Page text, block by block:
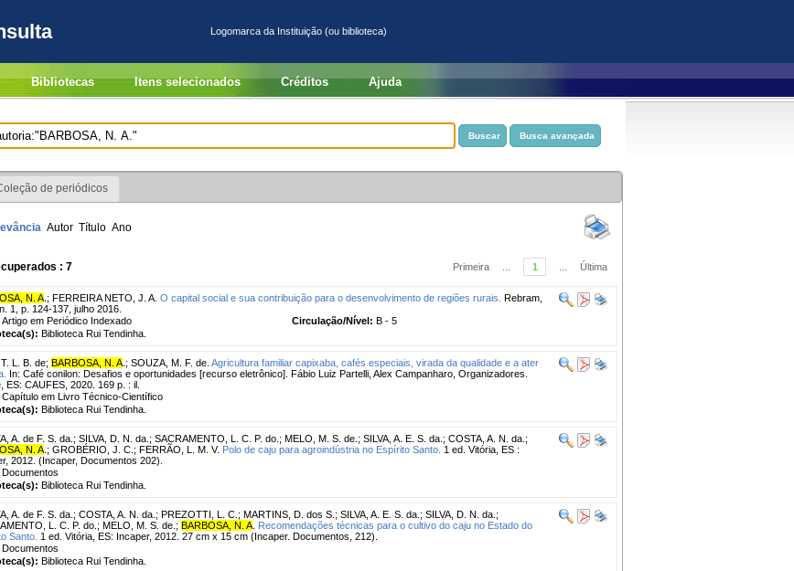
Logomarca da Instituição (ou biblioteca)
Bibliotecas Itens selecionados Créditos Ajuda
de periódicos
Autor Título Ano
: 7 Primeira 1 Última
N. A ; FERREIRA NETO, J. A. O capital social e sua contribuição para o desenvolvimento de regiões rurais. Rebram,
1, p. 124-137, julho 2016.
Artigo em Periódico Indexado Circulação/Nível: B - 5
Biblioteca Rui Tendinha.
L. B. de; BARBOSA, N. A ; SOUZA, M. F. de. Agricultura familiar capixaba, cafés especiais, virada da qualidade e a ater
In: Café conilon: Desafios e oportunidades [recurso eletrônico]. Fábio Luiz Partelli, Alex Campanharo, Organizadores.
ES: CAUFES, 2020. 169 p. : il.
Capítulo em Livro Técnico-Científico
Biblioteca Rui Tendinha.
A. de F. S. da. ; SILVA, D. N. da. ; SACRAMENTO, L. C. P. do. ; MELO, M. S. de. ; SILVA, A. E. S. da. ; COSTA, A. N. da. ;
N. A ; GROBÉRIO, J. C. ; FERRÃO, L. M. V. Polo de caju para agroindústria no Espírito Santo. 1 ed. Vitória, ES :
2012. (Incaper, Documentos 202).
Documentos
Biblioteca Rui Tendinha.
A. de F. S. da. ; COSTA, A. N. da. ; PREZOTTI, L. C. ; MARTINS, D. dos S. ; SILVA, A. E. S. da. ; SILVA, D. N. da. ;
L. C. P. do. ; MELO, M. S. de. ; BARBOSA, N. A Recomendações técnicas para o cultivo do caju no Estado do
Santo. 1 ed. Vitória, ES: Incaper, 2012. 27 cm x 15 cm (Incaper. Documentos, 212).
Documentos
Biblioteca Rui Tendinha.